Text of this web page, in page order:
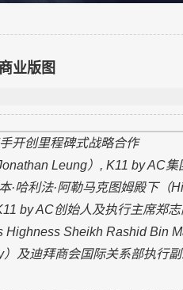
业版图
开创里程碑式战略合作
Leung） , K11 by AC集
·哈利法·阿勒马克图姆殿下（
by AC创始人及执行主席郑
Highness Sheikh Rashid Bin
）及迪拜商会国际关系部执行